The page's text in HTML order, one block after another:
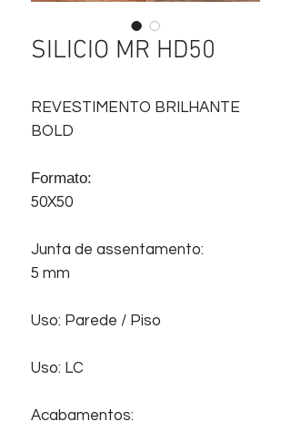
SILICIO MR HD50
REVESTIMENTO BRILHANTE
BOLD
Formato:
50X50
Junta de assentamento:
5 mm
Uso: Parede / Piso
Uso: LC
Acabamentos: